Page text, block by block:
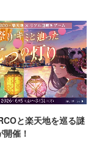
と楽天地を巡る謎
催！